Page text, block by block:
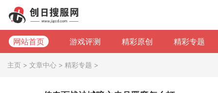
网站首页 游戏评测 精彩原创 精彩专题
主页 > 文章中心 > 精彩专题 >